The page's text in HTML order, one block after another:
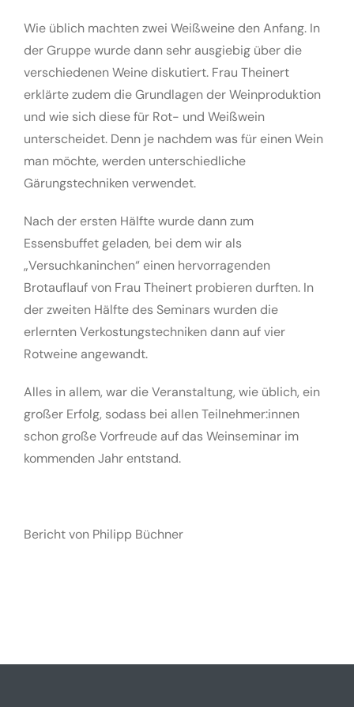
Wie üblich machten zwei Weißweine den Anfang. In
der Gruppe wurde dann sehr ausgiebig über die
verschiedenen Weine diskutiert. Frau Theinert
erklärte zudem die Grundlagen der Weinproduktion
und wie sich diese für Rot- und Weißwein
unterscheidet. Denn je nachdem was für einen Wein
man möchte, werden unterschiedliche
Gärungstechniken verwendet.
Nach der ersten Hälfte wurde dann zum
Essensbuffet geladen, bei dem wir als
„Versuchkaninchen“ einen hervorragenden
Brotauflauf von Frau Theinert probieren durften. In
der zweiten Hälfte des Seminars wurden die
erlernten Verkostungstechniken dann auf vier
Rotweine angewandt.
Alles in allem, war die Veranstaltung, wie üblich, ein
großer Erfolg, sodass bei allen Teilnehmer:innen
schon große Vorfreude auf das Weinseminar im
kommenden Jahr entstand.
Bericht von Philipp Büchner